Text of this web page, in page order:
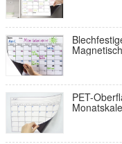
PET-